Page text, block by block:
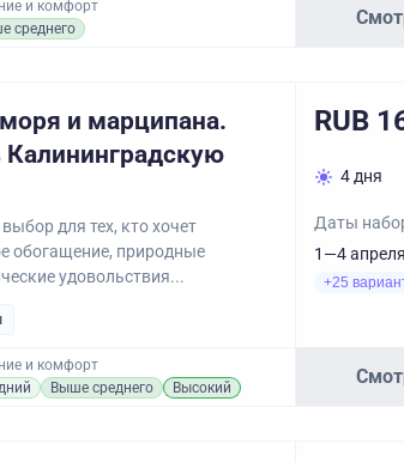
и комфорт
среднего
и марципана.
Калининградскую
для тех, кто хочет
обогащение, природные
удовольствия...
и комфорт
Выше среднего Высокий
RUB
4 дня
Даты
1—4
+25